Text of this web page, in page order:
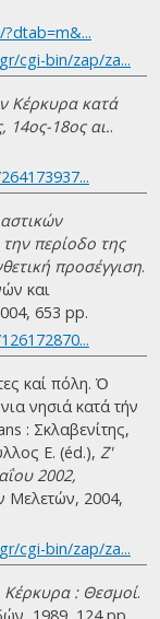
cgi-bin/zap/za...
Κέρκυρα κατά
14ος-18ος αι..
περίοδο της
προσέγγιση.
και
653 pp.
καί πόλη. Ὁ
νησιά κατά τήν
: Σκλαβενίτης,
Ε. (éd.), Ζ'
2002,
Μελετών, 2004,
cgi-bin/zap/za...
Κέρκυρα : Θεσμοί.